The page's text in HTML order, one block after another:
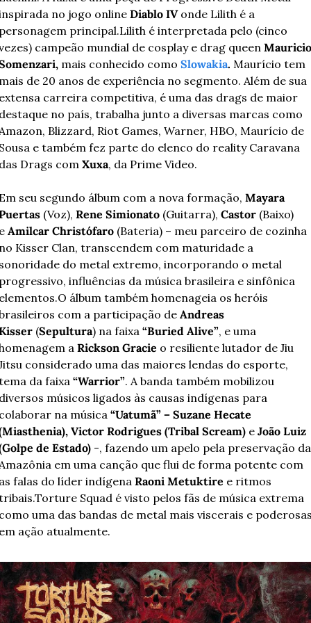
no jogo online Diablo IV onde Lilith é a
principal.Lilith é interpretada pelo (cinco
campeão mundial de cosplay e drag queen Mauricio
mais conhecido como Slowakia. Maurício tem
de 20 anos de experiência no segmento. Além de sua
carreira competitiva, é uma das drags de maior
no país, trabalha junto a diversas marcas como
Blizzard, Riot Games, Warner, HBO, Maurício de
e também fez parte do elenco do reality Caravana
Drags com Xuxa, da Prime Video.
seu segundo álbum com a nova formação, Mayara
(Voz), Rene Simionato (Guitarra), Castor (Baixo)
Amilcar Christófaro (Bateria) – meu parceiro de cozinha
Kisser Clan, transcendem com maturidade a
do metal extremo, incorporando o metal
influências da música brasileira e sinfônica
O álbum também homenageia os heróis
com a participação de Andreas
(Sepultura) na faixa “Buried Alive”, e uma
a Rickson Gracie o resiliente lutador de Jiu
considerado uma das maiores lendas do esporte,
da faixa “Warrior”. A banda também mobilizou
músicos ligados às causas indígenas para
na música “Uatumã” – Suzane Hecate
Victor Rodrigues (Tribal Scream) e João Luiz
de Estado) -, fazendo um apelo pela preservação da
em uma canção que flui de forma potente com
falas do líder indígena Raoni Metuktire e ritmos
Torture Squad é visto pelos fãs de música extrema
uma das bandas de metal mais viscerais e
ação atualmente.